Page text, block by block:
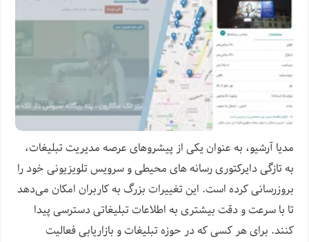
مدیا آرشیو، به عنوان یکی از پیشروهای عرصه مدیریت تبلیغات،
به تازگی دایرکتوری رسانه ‌های محیطی و سرویس تلویزیونی خود را
بروزرسانی کرده است. این تغییرات بزرگ به کاربران امکان می‌دهد
تا با سرعت و دقت بیشتری به اطلاعات تبلیغاتی دسترسی پیدا
کنند. برای هر کسی که در حوزه تبلیغات و بازاریابی فعالیت